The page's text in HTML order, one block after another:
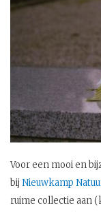
Voor een mooi en
bij Nieuwkamp
ruime collectie aan